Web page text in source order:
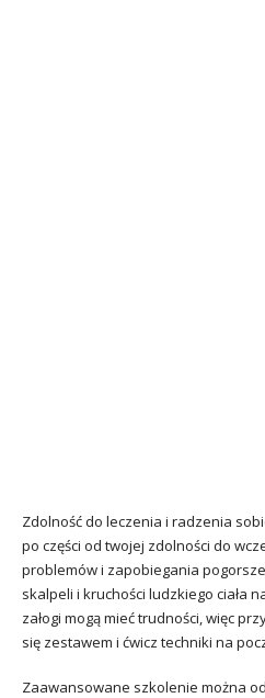
Zdolność do leczenia i radzenia
po części od twojej zdolności do
problemów i zapobiegania
skalpeli i kruchości ludzkiego ciała
załogi mogą mieć trudności, więc
się zestawem i ćwicz techniki na
Zaawansowane szkolenie można